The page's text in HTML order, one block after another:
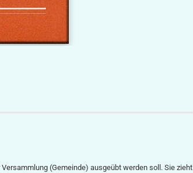
(Gemeinde) ausgeübt werden soll. Sie zieht